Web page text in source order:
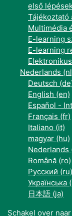
első
Tájékoztató
Multimédia
E-learning
E-learning
Nederlands
Deutsch
English ‎(en)‎
Español -
Français ‎(fr)‎
Italiano ‎(it)‎
magyar ‎(hu)‎
Nederlands
Română ‎(ro)‎
Русский ‎(ru)‎
Українська
日本語 ‎(ja)‎
Schakel over